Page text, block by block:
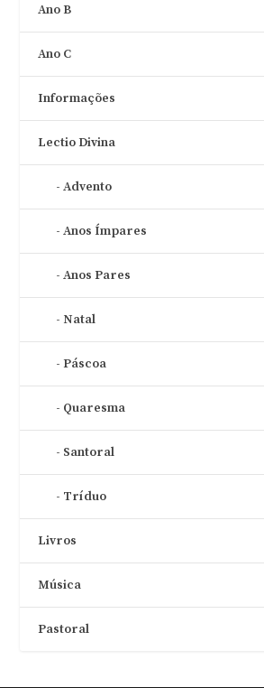
Ano B
Ano C
Informações
Lectio Divina
Advento
Anos Ímpares
Anos Pares
Natal
Páscoa
Quaresma
Santoral
Tríduo
Livros
Música
Pastoral